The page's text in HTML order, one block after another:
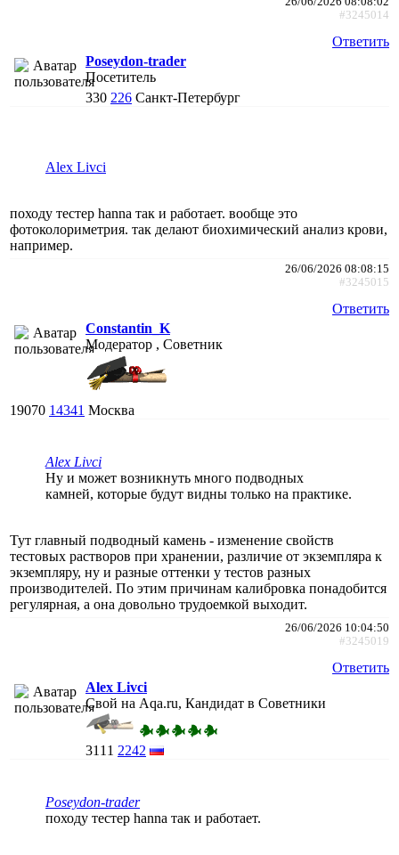
#3245014
Ответить
Poseydon-trader
Посетитель
330 226 Санкт-Петербург
Alex Livci
походу тестер hanna так и работает. вообще это
фотоколориметрия. так делают биохимический анализ крови,
например.
26/06/2026 08:08:15
#3245015
Ответить
Constantin_K
Модератор , Советник
19070 14341 Москва
Alex Livci
Ну и может возникнуть много подводных
камней, которые будут видны только на практике.
Тут главный подводный камень - изменение свойств
тестовых растворов при хранении, различие от экземпляра к
экземпляру, ну и разные оттенки у тестов разных
производителей. По этим причинам калибровка понадобится
регулярная, а она довольно трудоемкой выходит.
26/06/2026 10:04:50
#3245019
Ответить
Alex Livci
Свой на Aqa.ru, Кандидат в Советники
3111 2242
Poseydon-trader
походу тестер hanna так и работает.